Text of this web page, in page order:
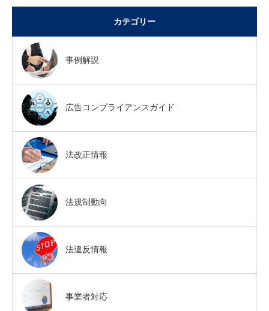
カテゴリー
事例解説
広告コンプライアンスガイド
法改正情報
法規制動向
法違反情報
事業者対応